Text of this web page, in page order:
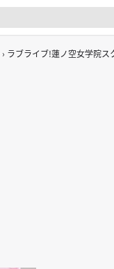
ラブライブ!蓮ノ空女学院ス